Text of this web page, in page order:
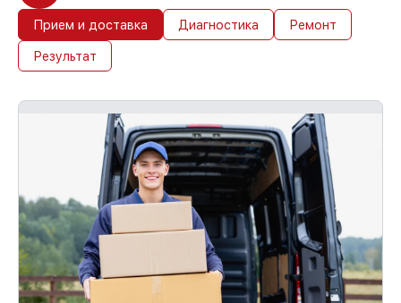
Прием и доставка Диагностика Ремонт
Результат